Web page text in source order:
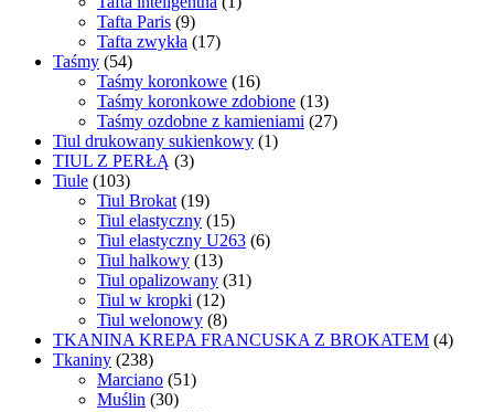
Tafta Paris (9)
Tafta zwykła (17)
Taśmy (54)
Taśmy koronkowe (16)
Taśmy koronkowe zdobione (13)
Taśmy ozdobne z kamieniami (27)
Tiul drukowany sukienkowy (1)
TIUL Z PERŁĄ (3)
Tiule (103)
Tiul Brokat (19)
Tiul elastyczny (15)
Tiul elastyczny U263 (6)
Tiul halkowy (13)
Tiul opalizowany (31)
Tiul w kropki (12)
Tiul welonowy (8)
TKANINA KREPA FRANCUSKA Z BROKATEM (4)
Tkaniny (238)
Marciano (51)
Muślin (30)